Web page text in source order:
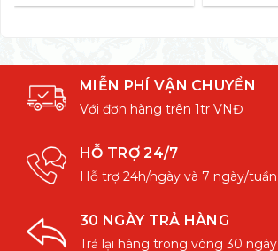
MIỄN PHÍ VẬN CHUYỂN
Với đơn hàng trên 1tr VNĐ
HỖ TRỢ 24/7
Hỗ trợ 24h/ngày và 7 ngày/tuần
30 NGÀY TRẢ HÀNG
Trả lại hàng trong vòng 30 ngày